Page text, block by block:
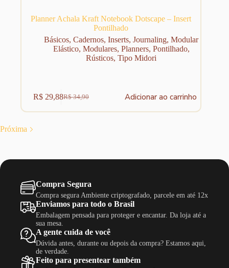
Planner Achala Kraft Notebook Dotscape – Insert
Pontilhado
Básicos,Cadernos,Inserts,Journaling,Modular
Elástico, Modulares, Planners, Pontilhado,
Rústicos,Tipo Midori
R$34,90
O
preço
R$ 29,88O
preço
Adicionar ao carrinho
Próxima
Compra Segura
Compra segura Ambiente criptografado, parcele em até 12x
Enviamos para todo o Brasil
Embalagem pensada para proteger e encantar. Da loja até a
sua mesa.
A gente cuida de você
Dúvida antes, durante ou depois da compra? Estamos aqui,
de verdade.
Feito para presentear também